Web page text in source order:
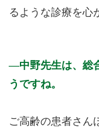
るような診療を心
中野先生は、総
うですね。
ご高齢の患者さん